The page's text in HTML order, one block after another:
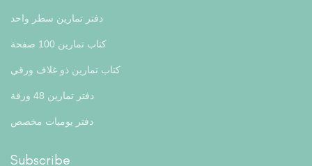
دفتر تمارين سطر واحد
كتاب تمارين 100 صفحة
كتاب تمارين ذو غلاف ورقي
دفتر تمارين 48 ورقة
دفتر يوميات مخصص
Subscribe